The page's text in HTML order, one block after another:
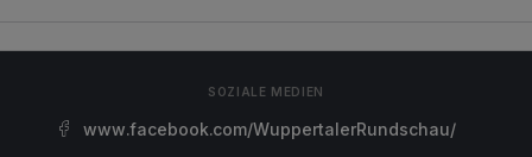
SOZIALE MEDIEN
www.facebook.com/WuppertalerRundschau/